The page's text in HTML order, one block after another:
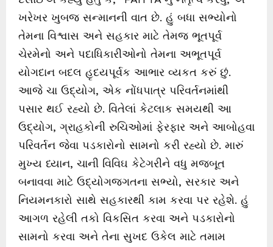
ખરેખર ખુબજ સન્માનની વાત છે. હું બધા સભ્યોનો
તેમના વિશ્વાસ અને સહકાર માટે તેમજ ભૂતપૂર્વ
ચેરમેનો અને પદાધિકારીઓનો તેમના અભૂતપૂર્વ
યોગદાન બદલ હૃદયપૂર્વક આભાર વ્યકત કરું છું.
આજે ચા ઉદ્યોગ, એક નોંધપાત્ર પરિવર્તનમાંથી
પસાર થઈ રહ્યો છે. વિતેલાં કેટલાક સમયથી આ
ઉદ્યોગ, ગ્રાહકોની રુચિઓમાં ફેરફાર અને આબોહવા
પરિવર્તન જેવા પડકારોનો સામનો કરી રહ્યો છે. મારું
મુખ્ય ધ્યાન, ચાની વિવિઘ કેટેગરીને વધુ મજબૂત
બનાવવા માટે ઉદ્યોગજગતના સભ્યો, સરકાર અને
નિયમનકારો સાથે સહકારથી કામ કરવા પર રહેશે. હું
આગળ રહેલી તકો વિકસિત કરવા અને પડકારોનો
સામનો કરવા અને તેના સુખદ ઉકેલ માટે તમામ